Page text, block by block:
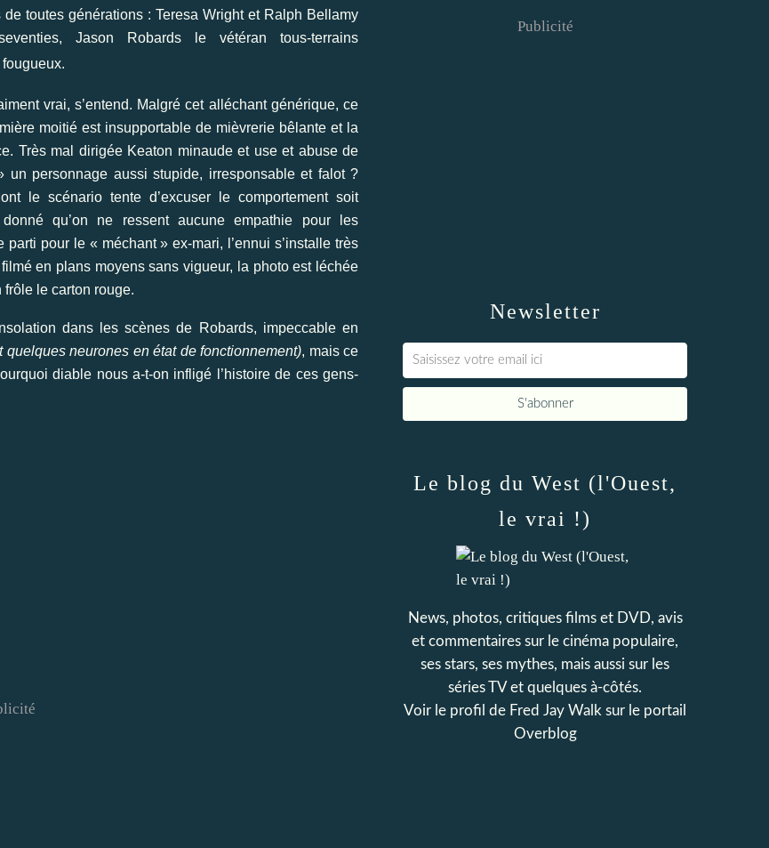
toutes générations : Teresa Wright et Ralph Bellamy
Jason Robardsle vétéran tous-terrains
vrai, s’entend. Malgré cet alléchant générique, ce
moitié est insupportable de mièvrerie bêlante et la
Très mal dirigée Keaton minaude et use et abuse de
personnage aussi stupide, irresponsable et falot ?
le scénario tente d’excuser le comportement soit
qu’on ne ressent aucune empathie pour les
pour le « méchant » ex-mari, l’ennui s’installe très
en plans moyens sans vigueur, la photo est léchée
le carton rouge.
dans les scènes de Robards, impeccable en
quelques neurones en état de fonctionnement), mais ce
diable nous a-t-on infligé l’histoire de ces gens-
Newsletter
Publicité
Le blog du West (l'Ouest,
le vrai !)
News, photos, critiques films et DVD, avis
et commentaires sur le cinéma populaire,
ses stars, ses mythes, mais aussi sur les
séries TV et quelques à-côtés.
Voir le profil de Fred Jay Walk sur le portail
Overblog